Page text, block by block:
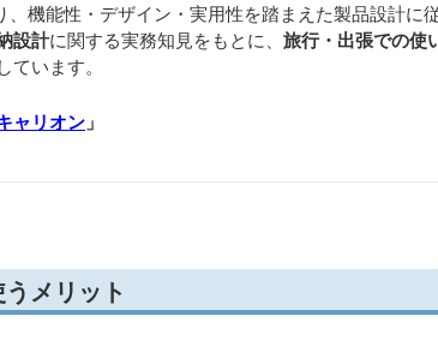
機能性・デザイン・実用性を踏まえた製品設計に
設計に関する実務知見をもとに、 旅行・出張での使
います。
ャリオン 」
メリット